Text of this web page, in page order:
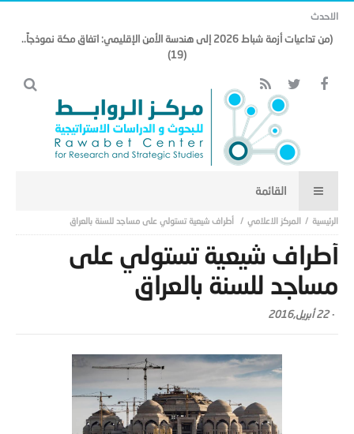
الاحدث
(من تداعيات أزمة شباط 2026 إلى هندسة الأمن الإقليمي: اتفاق مكة نموذجاً..
(19)
المركز الاعلامي أطراف شيعية تستولي على مساجد للسنة بالعراق
أطراف شيعية تستولي على
مساجد للسنة بالعراق
-22 أبريل,2016